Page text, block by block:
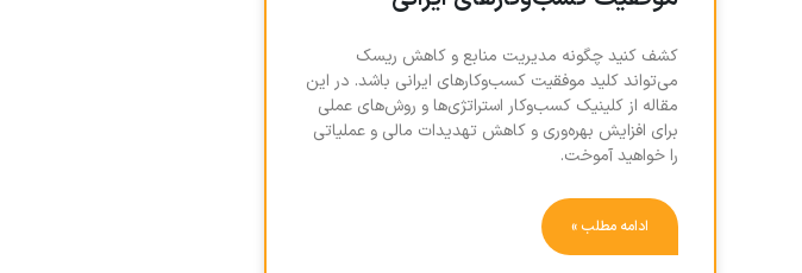
کشف کنید چگونه مدیریت منابع و کاهش ریسک
می‌تواند کلید موفقیت کسب‌وکارهای ایرانی باشد. در این
مقاله از کلینیک کسب‌وکار استراتژی‌ها و روش‌های عملی
برای افزایش بهره‌وری و کاهش تهدیدات مالی و عملیاتی
را خواهید آموخت.
ادامه مطلب »